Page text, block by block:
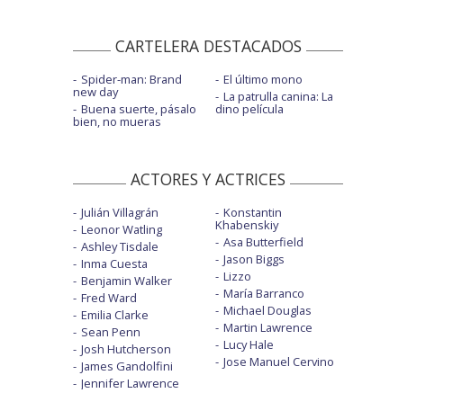
CARTELERA DESTACADOS
Spider-man: Brand
new day
Buena suerte, pásalo
bien, no mueras
El último mono
La patrulla canina: La
dino película
ACTORES Y ACTRICES
Julián Villagrán
Leonor Watling
Ashley Tisdale
Inma Cuesta
Benjamin Walker
Fred Ward
Emilia Clarke
Sean Penn
Josh Hutcherson
James Gandolfini
Jennifer Lawrence
Konstantin
Khabenskiy
Asa Butterfield
Jason Biggs
Lizzo
María Barranco
Michael Douglas
Martin Lawrence
Lucy Hale
Jose Manuel Cervino